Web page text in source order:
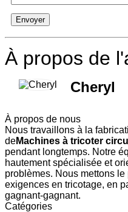
Envoyer
À propos de
Cheryl
À propos de nous
Nous travaillons à la
deMachines à tricoter
pendant longtemps. Notre
hautement spécialisée et
problèmes. Nous mettons
exigences en tricotage, en
gagnant-gagnant.
Catégories